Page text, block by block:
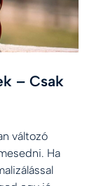
– Csak
változó
Ha